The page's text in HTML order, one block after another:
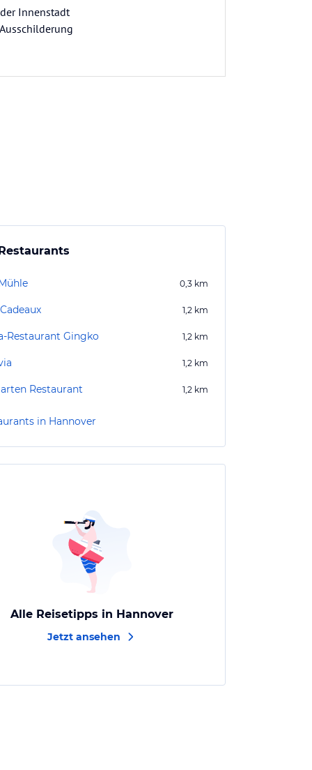
Innenstadt
0,3 km
1,2 km
Restaurant Gingko 1,2 km
1,2 km
Restaurant 1,2 km
in Hannover
Alle Reisetipps in Hannover
Jetzt ansehen